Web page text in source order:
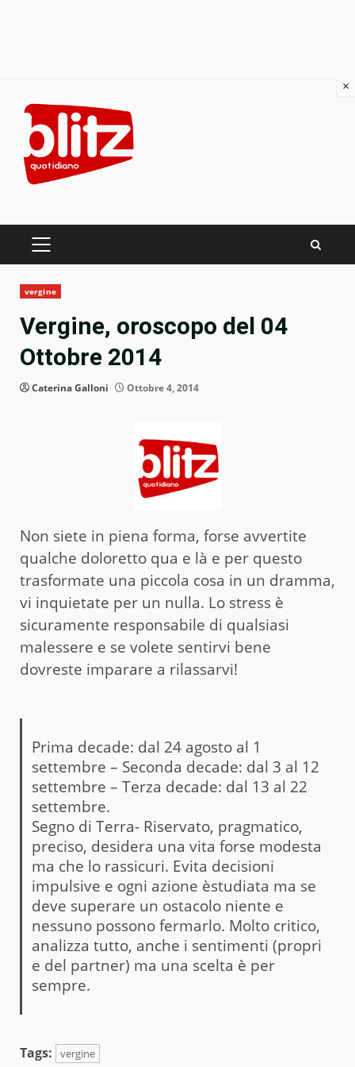
content
PRIMARY
vergine
Vergine, oroscopo del 04
Ottobre 2014
Caterina Galloni Ottobre 4, 2014
Non siete in piena forma, forse avvertite
qualche doloretto qua e là e per questo
trasformate una piccola cosa in un dramma,
vi inquietate per un nulla. Lo stress è
sicuramente responsabile di qualsiasi
malessere e se volete sentirvi bene
dovreste imparare a rilassarvi!
Prima decade: dal 24 agosto al 1
settembre – Seconda decade: dal 3 al 12
settembre – Terza decade: dal 13 al 22
settembre.
Segno di Terra- Riservato, pragmatico,
preciso, desidera una vita forse modesta
ma che lo rassicuri. Evita decisioni
impulsive e ogni azione èstudiata ma se
deve superare un ostacolo niente e
nessuno possono fermarlo. Molto critico,
analizza tutto, anche i sentimenti (propri
e del partner) ma una scelta è per
sempre.
Tags: vergine
×